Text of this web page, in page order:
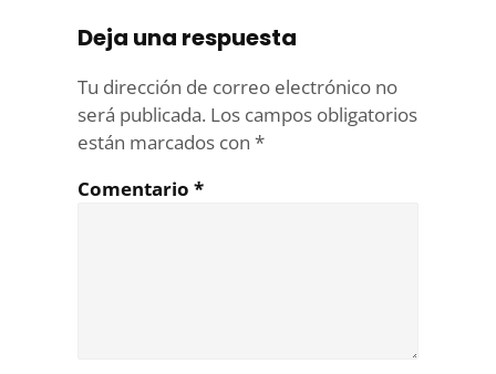
Deja una respuesta
Tu dirección de correo electrónico no
será publicada. Los campos obligatorios
están marcados con *
Comentario *